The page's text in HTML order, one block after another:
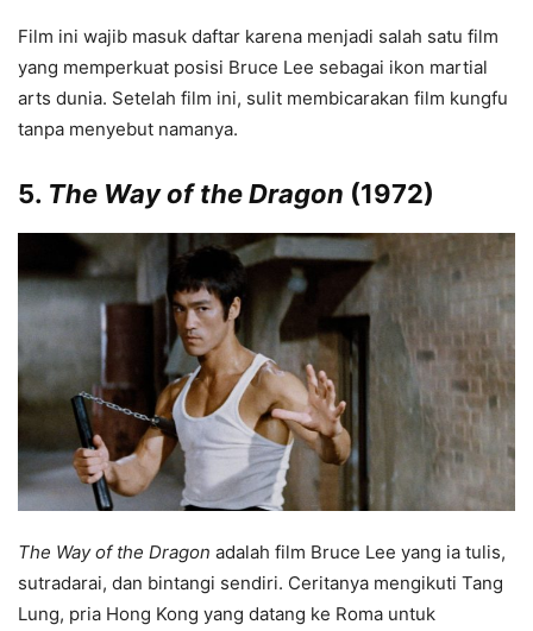
Film ini wajib masuk daftar karena menjadi salah satu film
yang memperkuat posisi Bruce Lee sebagai ikon martial
arts dunia. Setelah film ini, sulit membicarakan film kungfu
tanpa menyebut namanya.
5. The Way of the Dragon (1972)
The Way of the Dragon adalah film Bruce Lee yang ia tulis,
sutradarai, dan bintangi sendiri. Ceritanya mengikuti Tang
Lung, pria Hong Kong yang datang ke Roma untuk